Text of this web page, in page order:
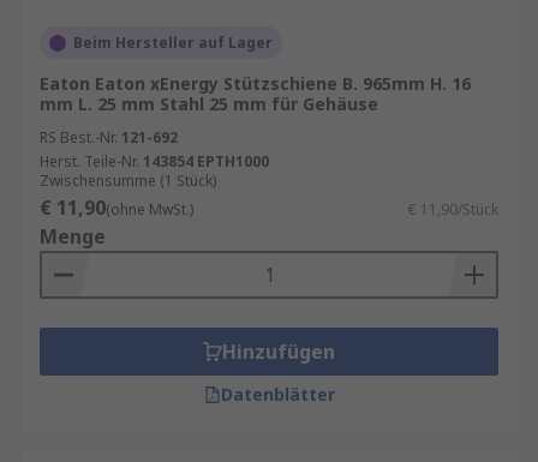
Beim Hersteller auf Lager
Eaton Eaton xEnergy Stützschiene B. 965mm H. 16
mm L. 25 mm Stahl 25 mm für Gehäuse
RS Best.-Nr. 121-692
Herst. Teile-Nr. 143854 EPTH1000
Zwischensumme (1 Stück)
€ 11,90(ohne MwSt.) € 11,90/Stück
Menge
Hinzufügen
Datenblätter